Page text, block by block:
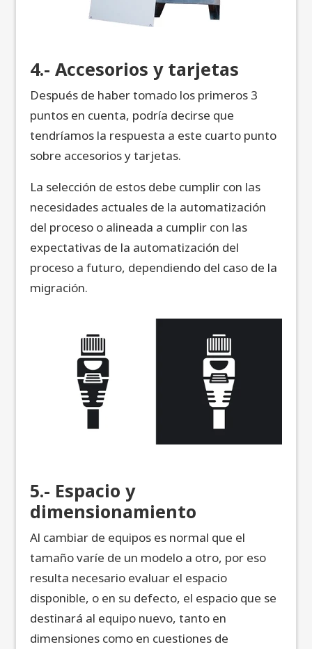
4.- Accesorios y tarjetas
Después de haber tomado los primeros 3
puntos en cuenta, podría decirse que
tendríamos la respuesta a este cuarto punto
sobre accesorios y tarjetas.
La selección de estos debe cumplir con las
necesidades actuales de la automatización
del proceso o alineada a cumplir con las
expectativas de la automatización del
proceso a futuro, dependiendo del caso de la
migración.
5.- Espacio y
dimensionamiento
Al cambiar de equipos es normal que el
tamaño varíe de un modelo a otro, por eso
resulta necesario evaluar el espacio
disponible, o en su defecto, el espacio que se
destinará al equipo nuevo, tanto en
dimensiones como en cuestiones de